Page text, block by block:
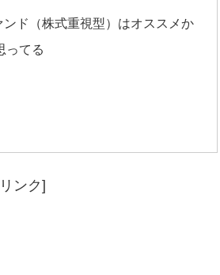
ド（株式重視型）はオススメか
ってる
ンク]